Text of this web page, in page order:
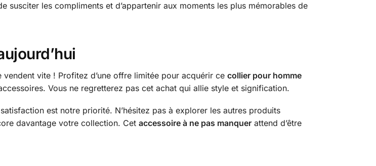
susciter les compliments et d’appartenir aux moments les plus mémorables de
vite ! Profitez d’une offre limitée pour acquérir ce collier pour homme
Vous ne regretterez pas cet achat qui allie style et signification.
est notre priorité. N’hésitez pas à explorer les autres produits
davantage votre collection. Cet accessoire à ne pas manquerattend d’être